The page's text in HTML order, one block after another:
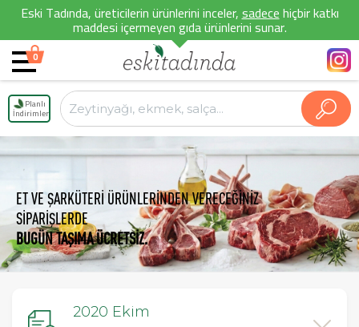
Eski Tadında, üreticilerin ürünlerini inceler,sadecehiçbir katkı
maddesi içermeyen gıda ürünlerini sunar.
0
Planlı
İndirimler
ET VE ŞARKÜTERİ ÜRÜNLERİNDEN VERECEĞİNİZ
SİPARİŞLERDE
BUGÜN TAŞIMA ÜCRETSİZ.
2020 Ekim